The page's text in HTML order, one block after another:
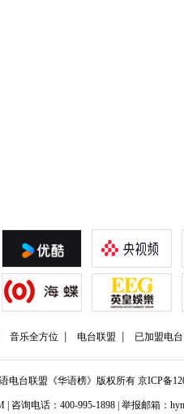
音乐全方位 电台联盟 已加盟电台
电台联盟《华语榜》版权所有 京ICP备
| 咨询电话：400-995-1898 | 举报邮箱：